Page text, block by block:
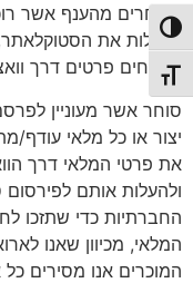
הפעל/כבה ניגודיות גבוהה
מתג גודל גופן
לסוחרים מהענף אשר
להעלות את הסטוקלאתר,
לשטחים פרטים דרך
סוחר אשר מעוניין
יצור או כל מלאי עודף/
את פרטי המלאי דרך
ולהעלות אותם
החברתיות כדי שתזכו
המלאי, מכיוון שאנו
המוכרים אנו מסירים